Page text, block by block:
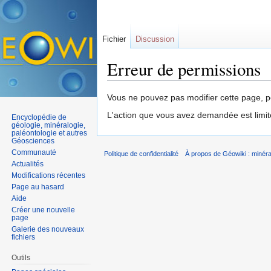
Erreur de permissions
Vous ne pouvez pas modifier cette page,
L'action que vous avez demandée est
Fichier Discussion
Encyclopédie de
géologie, minéralogie,
paléontologie et autres
Géosciences
Communauté
Actualités
Modifications récentes
Page au hasard
Aide
Créer une nouvelle
page
Galerie des nouveaux
fichiers
Outils
Politique de confidentialité À propos de Géowiki :